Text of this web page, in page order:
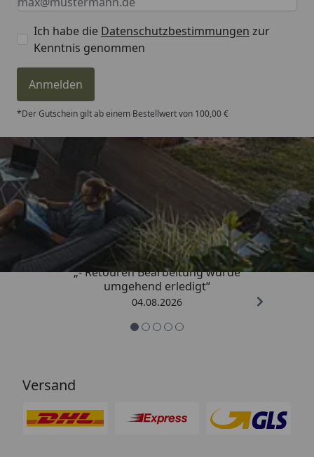
Ich habe die Datenschutzbestimmungen zur
Kenntnis genommen
Anmelden
*Der Gutschein gilt ab einem Bestellwert von 100,00 €
Trusted Shops
4,81/ 5
„- Retouren Bearbeitung wurde
umgehend erledigt“
04.08.2026
Versand